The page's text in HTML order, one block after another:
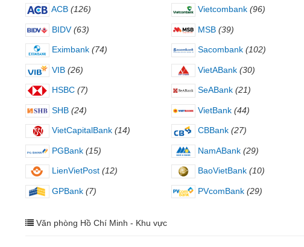
ACB (126) Vietcombank (96)
BIDV (63) MSB (39)
Eximbank (74) Sacombank (102)
VIB (26) VietABank (30)
HSBC (7) SeABank (21)
SHB (24) VietBank (44)
VietCapitalBank (14) CBBank (27)
PGBank (15) NamABank (29)
LienVietPost (12) BaoVietBank (10)
GPBank (7) PVcomBank (29)
Văn phòng Hồ Chí Minh - Khu vực